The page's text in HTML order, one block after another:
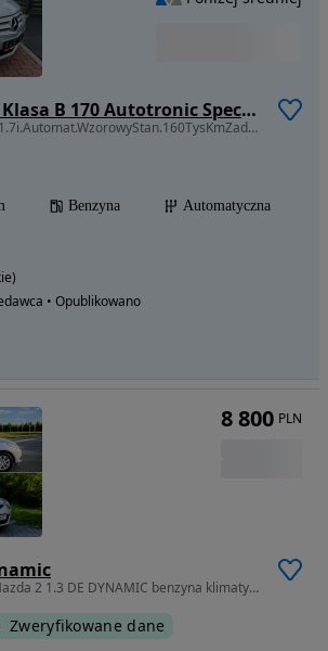
Mercedes-Benz Klasa B 170 Autotronic Special Edition
1699 cm3 • 116 KM • 1.7i.Automat.WzorowyStan.160TysKmZadbany.Oplacony.Szwajcar
Benzyna
Automatyczna
• Opublikowano
1349 cm3 • 86 KM • Mazda 2 1.3 DE DYNAMIC benzyna klimatyzacja
Zweryfikowane dane
8 800 PLN